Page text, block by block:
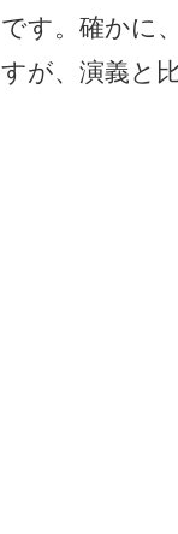
です。確かに
すが、演義と